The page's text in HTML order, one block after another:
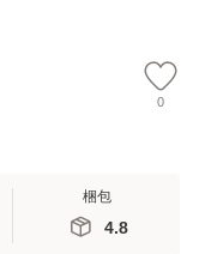
0
梱包
4.8